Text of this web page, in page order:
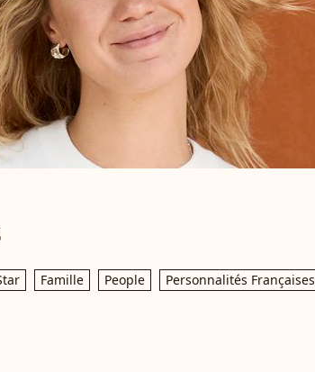
Famille People Personnalités Françaises